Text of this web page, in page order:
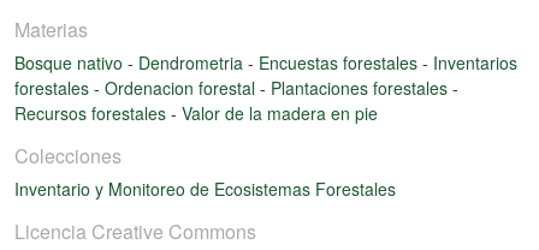
Materias
Bosque nativo - Dendrometria - Encuestas forestales - Inventarios
forestales - Ordenacion forestal - Plantaciones forestales -
Recursos forestales - Valor de la madera en pie
Colecciones
Inventario y Monitoreo de Ecosistemas Forestales
Licencia Creative Commons